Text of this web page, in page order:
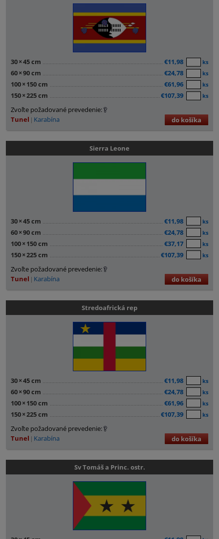
30×45 cm €11,98 ks
60×90 cm €24,78 ks
100× 150 cm €61,96 ks
150×225 cm €107,39 ks
Zvoľte požadované prevedenie:
Tunel
Karabína do košíka
Sierra Leone
30×45 cm €11,98 ks
60×90 cm €24,78 ks
100× 150 cm €37,17 ks
150×225 cm €107,39 ks
Zvoľte požadované prevedenie:
Tunel
Karabína do košíka
Stredoafrická rep
30×45 cm €11,98 ks
60×90 cm €24,78 ks
100× 150 cm €61,96 ks
150×225 cm €107,39 ks
Zvoľte požadované prevedenie:
Tunel
Karabína do košíka
Sv Tomáš a Princ. ostr.